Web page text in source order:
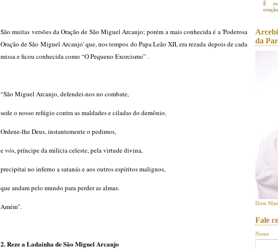
São muitas versões da Oração de São Miguel Arcanjo; porém a mais conhecida é a 'Poderosa
Oração de São Miguel Arcanjo' que, nos tempos do Papa Leão XII, era rezada depois de cada
missa e ficou conhecida como “O Pequeno Exorcismo” .
“São Miguel Arcanjo, defendei-nos no combate,
sede o nosso refúgio contra as maldades e ciladas do demônio.
Ordene-lhe Deus, instantemente o pedimos,
e vós, príncipe da milícia celeste, pela virtude divina,
precipitai no inferno a satanás e aos outros espíritos malignos,
que andam pelo mundo para perder as almas.
Amém".
2. Reze a Ladainha de São Miguel Arcanjo
É
da
Dom
Fale
Nome